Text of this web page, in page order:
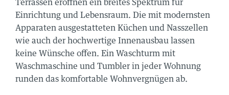
Terrassen eröffnen ein breites Spektrum für
Einrichtung und Lebensraum. Die mit modernsten
Apparaten ausgestatteten Küchen und Nasszellen
wie auch der hochwertige Innenausbau lassen
keine Wünsche offen. Ein Waschturm mit
Waschmaschine und Tumbler in jeder Wohnung
runden das komfortable Wohnvergnügen ab.